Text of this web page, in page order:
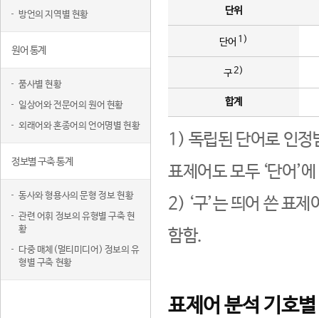
방언의 지역별 현황
원어 통계
품사별 현황
일상어와 전문어의 원어 현황
외래어와 혼종어의 언어명별 현황
정보별 구축 통계
동사와 형용사의 문형 정보 현황
관련 어휘 정보의 유형별 구축 현
황
다중 매체(멀티미디어) 정보의 유
형별 구축 현황
단위
단어 1)
구2)
합계
1) 독립된 단어로 인정
표제어도 모두 ‘단어’
2) ‘구’는 띄어 쓴 표
함함.
표제어 분석 기호